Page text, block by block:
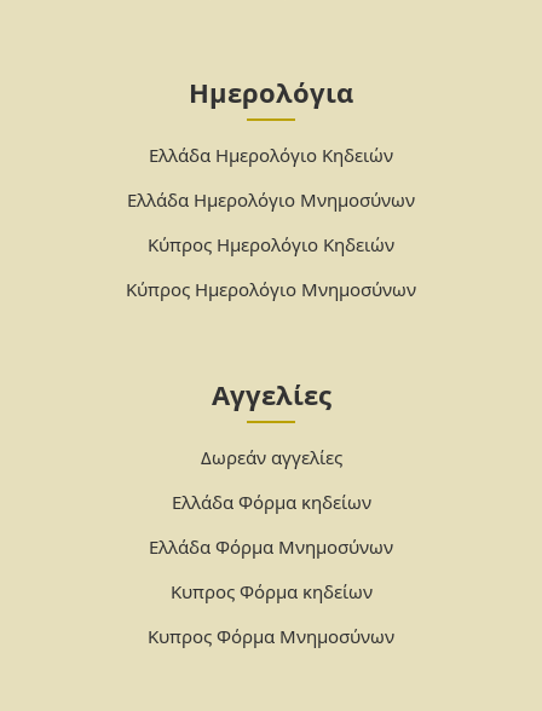
Ημερολόγια
Ελλάδα Ημερολόγιο Κηδειών
Ελλάδα Ημερολόγιο Μνημοσύνων
Κύπρος Ημερολόγιο Κηδειών
Κύπρος Ημερολόγιο Μνημοσύνων
Αγγελίες
Δωρεάν αγγελίες
Ελλάδα Φόρμα κηδείων
Ελλάδα Φόρμα Μνημοσύνων
Κυπρος Φόρμα κηδείων
Κυπρος Φόρμα Μνημοσύνων